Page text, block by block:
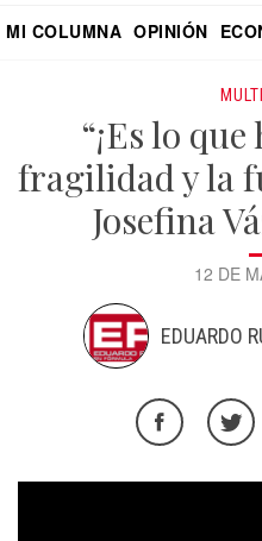
MI COLUMNA OPINIÓN
“¡Es lo
fragilidad y la
Josefina
12 DE
EDUARDO